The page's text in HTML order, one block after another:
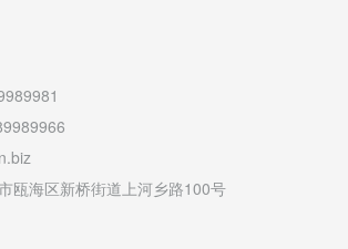
瓯海区新桥街道上河乡路100号